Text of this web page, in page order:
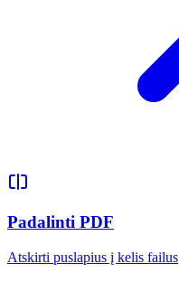
Padalinti PDF
Atskirti puslapius į kelis failus